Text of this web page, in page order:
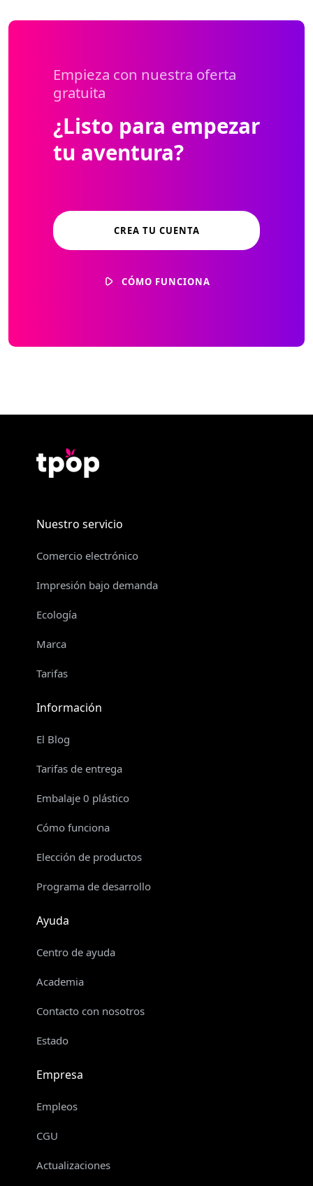
Empieza con nuestra oferta
gratuita
¿Listo para empezar
tu aventura?
CREA TU CUENTA
CÓMO FUNCIONA
Nuestro servicio
Comercio electrónico
Impresión bajo demanda
Ecología
Marca
Tarifas
Información
El Blog
Tarifas de entrega
Embalaje 0 plástico
Cómo funciona
Elección de productos
Programa de desarrollo
Ayuda
Centro de ayuda
Academia
Contacto con nosotros
Estado
Empresa
Empleos
CGU
Actualizaciones